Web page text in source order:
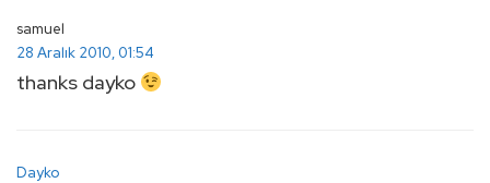
samuel
28 Aralık 2010, 01:54
thanks dayko
Dayko